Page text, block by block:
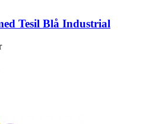
Tesil Blå Industrial